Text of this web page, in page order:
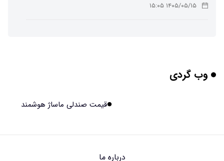
۱۴۰۵/۰۵/۱۵ ۱۵:۰۵
برنج فضایی چین به مرحله برداشت رسید
وب گردی
قیمت صندلی ماساژ هوشمند
درباره ما